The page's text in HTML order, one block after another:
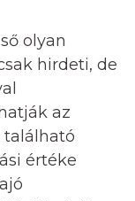
olyan
hirdeti, de
az
értéke